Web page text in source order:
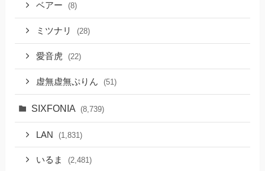
ベアー (8)
ミツナリ (28)
愛音虎 (22)
虚無虚無ぷりん (51)
SIXFONIA (8,739)
LAN (1,831)
いるま (2,481)